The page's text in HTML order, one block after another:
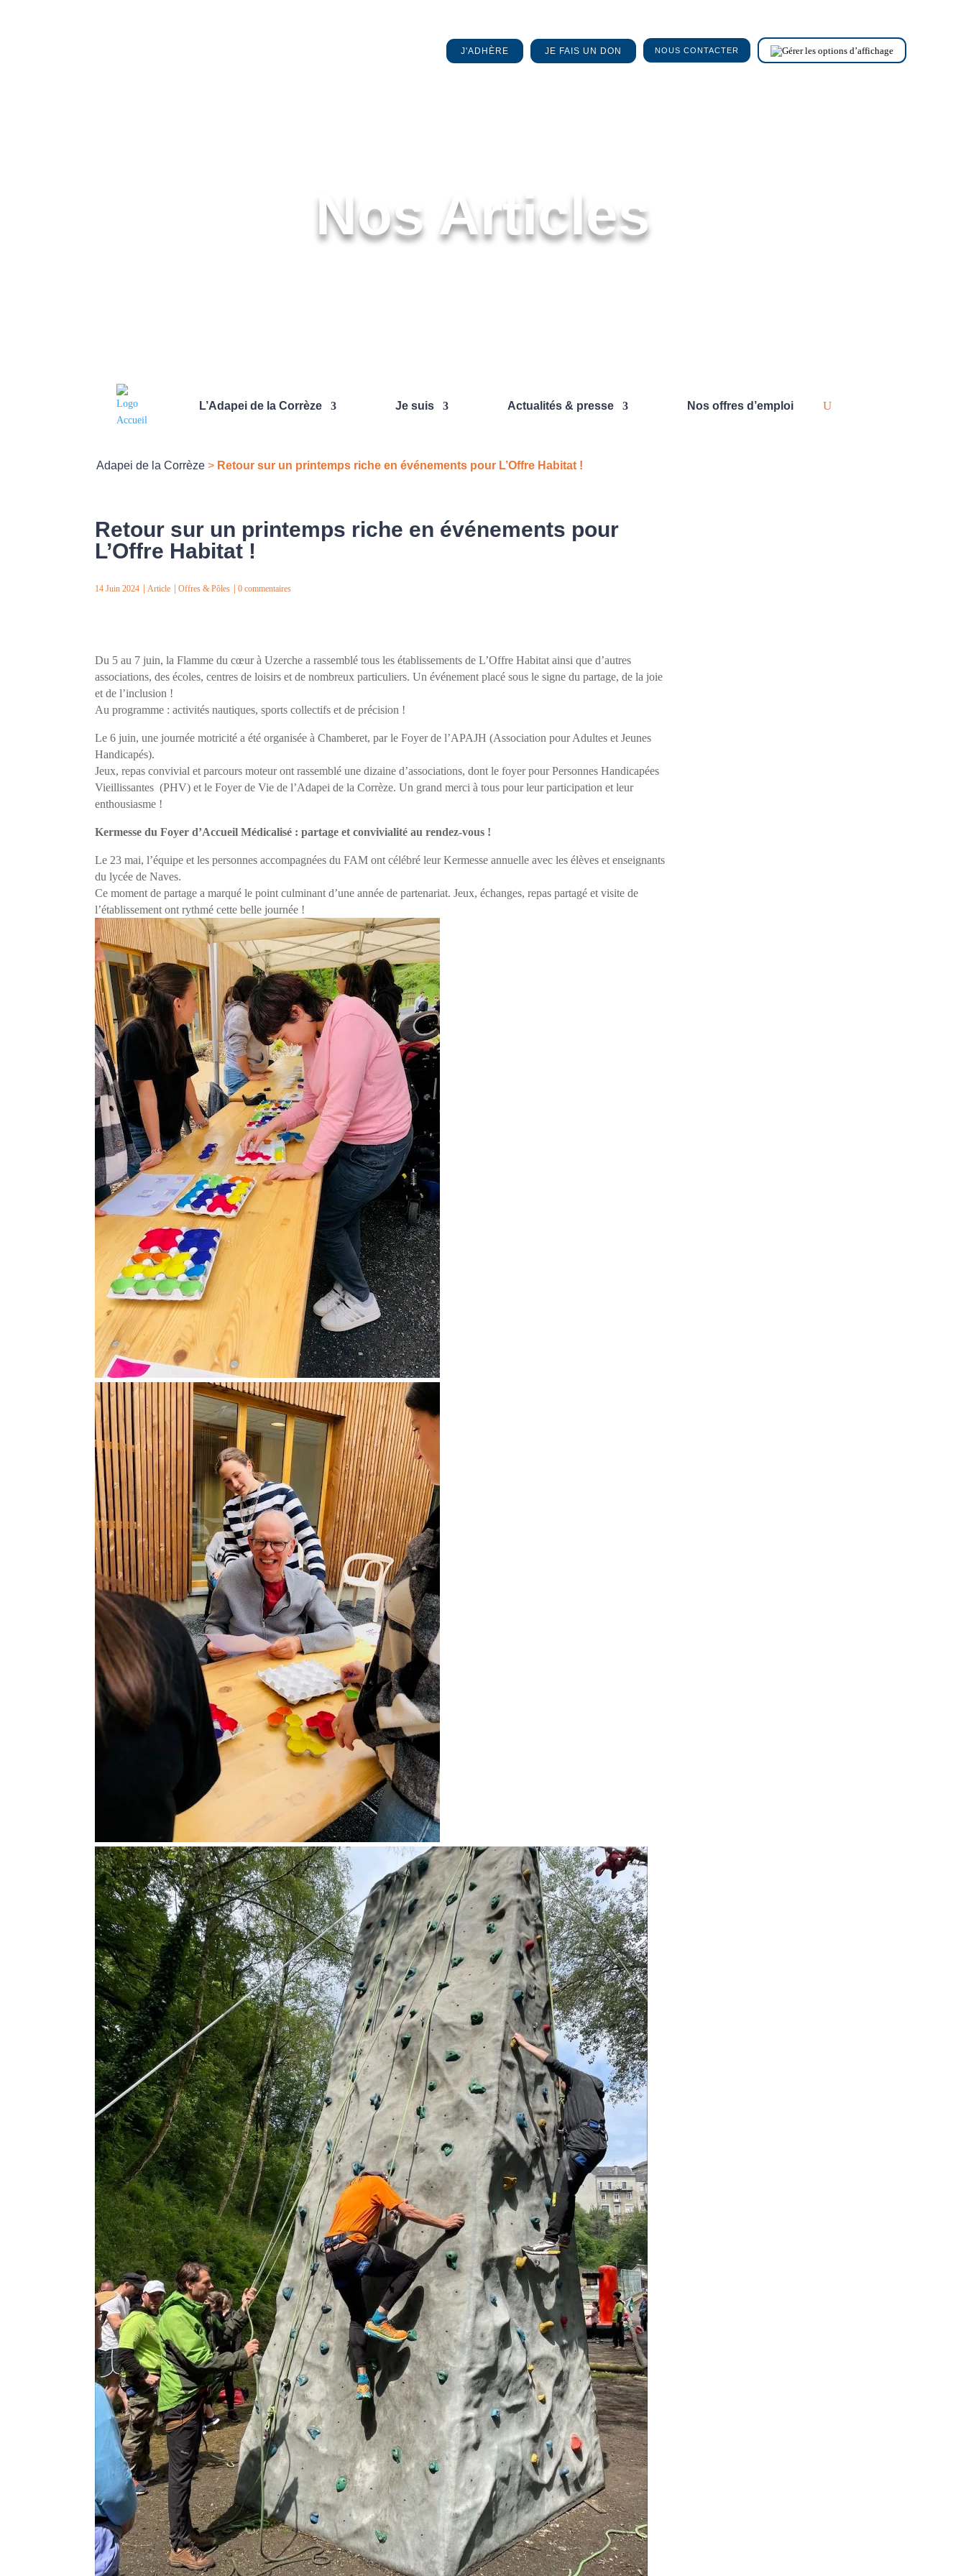
J'ADHÈRE JE FAIS UN DON NOUS CONTACTER
Nos Articles
L’Adapei de la Corrèze Je suis Actualités & presse Nos offres d’emploi
Adapei de la Corrèze > Retour sur un printemps riche en événements pour L’Offre Habitat !
Retour sur un printemps riche en événements pour
L’Offre Habitat !
14 Juin 2024 Article Offres & Pôles 0 commentaires
Du 5 au 7 juin, la Flamme du cœur à Uzerche a rassemblé tous les établissements de L’Offre Habitat ainsi que d’autres
associations, des écoles, centres de loisirs et de nombreux particuliers. Un événement placé sous le signe du partage, de la joie
et de l’inclusion !
Au programme : activités nautiques, sports collectifs et de précision !
Le 6 juin, une journée motricité a été organisée à Chamberet, par le Foyer de l’APAJH (Association pour Adultes et Jeunes
Handicapés).
Jeux, repas convivial et parcours moteur ont rassemblé une dizaine d’associations, dont le foyer pour Personnes Handicapées
Vieillissantes (PHV) et le Foyer de Vie de l’Adapei de la Corrèze. Un grand merci à tous pour leur participation et leur
enthousiasme !
Kermesse du Foyer d’Accueil Médicalisé : partage et convivialité au rendez-vous !
Le 23 mai, l’équipe et les personnes accompagnées du FAM ont célébré leur Kermesse annuelle avec les élèves et enseignants
du lycée de Naves.
Ce moment de partage a marqué le point culminant d’une année de partenariat. Jeux, échanges, repas partagé et visite de
l’établissement ont rythmé cette belle journée !